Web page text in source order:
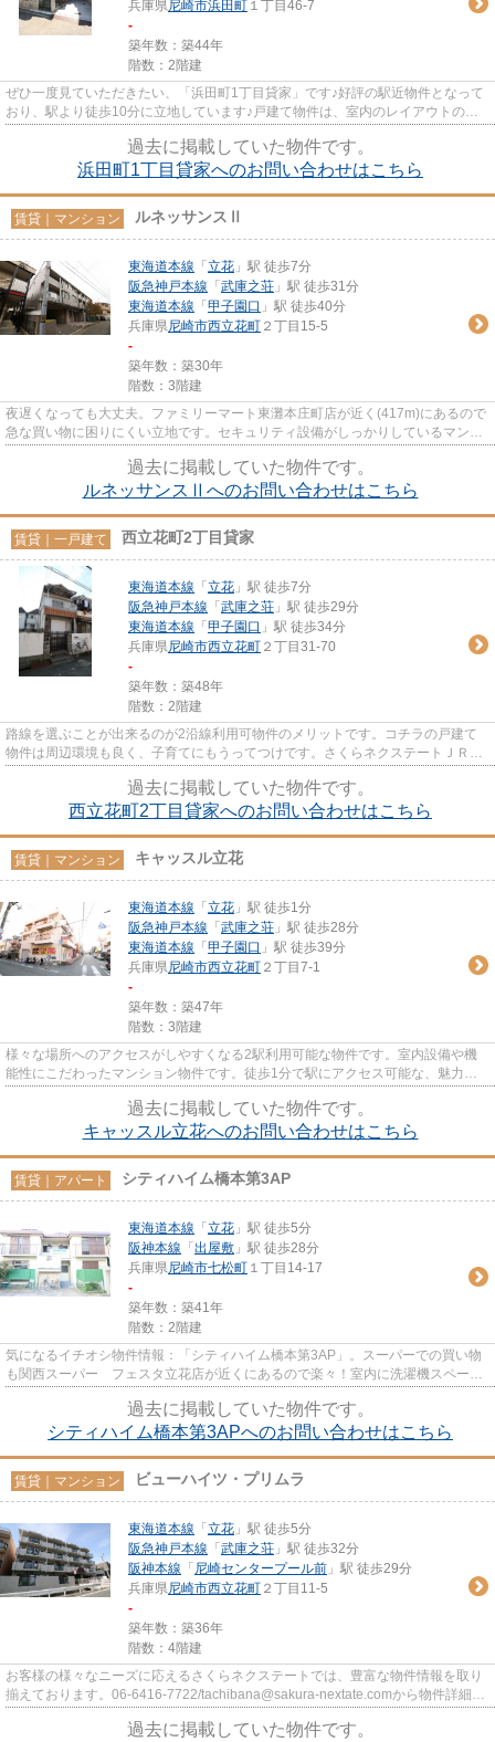
兵庫県尼崎市浜田町 １丁目46-7
-
築年数：築44年
階数：2階建
ぜひ一度見ていただきたい、「浜田町1丁目貸家」です♪好評の駅近物件となって
おり、駅より徒歩10分に立地しています♪戸建て物件は、室内のレイアウトの自
過去に掲載していた物件です。
浜田町1丁目貸家へのお問い合わせはこちら
賃貸｜マンション ルネッサンスⅡ
東海道本線 「 立花 」駅 徒歩7分
阪急神戸本線 「 武庫之荘 」駅 徒歩31分
東海道本線 「 甲子園口 」駅 徒歩40分
兵庫県尼崎市西立花町 ２丁目15-5
-
築年数：築30年
階数：3階建
夜遅くなっても大丈夫。ファミリーマート東灘本庄町店が近く(417m)にあるので
急な買い物に困りにくい立地です。セキュリティ設備がしっかりしているマンシ
過去に掲載していた物件です。
ルネッサンスⅡへのお問い合わせはこちら
賃貸｜一戸建て 西立花町2丁目貸家
東海道本線 「 立花 」駅 徒歩7分
阪急神戸本線 「 武庫之荘 」駅 徒歩29分
東海道本線 「 甲子園口 」駅 徒歩34分
兵庫県尼崎市西立花町 ２丁目31-70
-
築年数：築48年
階数：2階建
路線を選ぶことが出来るのが2沿線利用可物件のメリットです。コチラの戸建て
物件は周辺環境も良く、子育てにもうってつけです。さくらネクステートＪＲ立
過去に掲載していた物件です。
西立花町2丁目貸家へのお問い合わせはこちら
賃貸｜マンション キャッスル立花
東海道本線 「 立花 」駅 徒歩1分
阪急神戸本線 「 武庫之荘 」駅 徒歩28分
東海道本線 「 甲子園口 」駅 徒歩39分
兵庫県尼崎市西立花町 ２丁目7-1
-
築年数：築47年
階数：3階建
様々な場所へのアクセスがしやすくなる2駅利用可能な物件です。室内設備や機
能性にこだわったマンション物件です。徒歩1分で駅にアクセス可能な、魅力的
過去に掲載していた物件です。
キャッスル立花へのお問い合わせはこちら
賃貸｜アパート シティハイム橋本第3AP
東海道本線 「 立花 」駅 徒歩5分
阪神本線 「 出屋敷 」駅 徒歩28分
兵庫県尼崎市七松町 １丁目14-17
-
築年数：築41年
階数：2階建
気になるイチオシ物件情報：「シティハイム橋本第3AP」。スーパーでの買い物
も関西スーパー フェスタ立花店が近くにあるので楽々！室内に洗濯機スペース
過去に掲載していた物件です。
シティハイム橋本第3APへのお問い合わせはこちら
賃貸｜マンション ビューハイツ・プリムラ
東海道本線 「 立花 」駅 徒歩5分
阪急神戸本線 「 武庫之荘 」駅 徒歩32分
阪神本線 「 尼崎センタープール前 」駅 徒歩29分
兵庫県尼崎市西立花町 ２丁目11-5
-
築年数：築36年
階数：4階建
お客様の様々なニーズに応えるさくらネクステートでは、豊富な物件情報を取り
揃えております。06-6416-7722/tachibana@sakura-nextate.comから物件詳細を
過去に掲載していた物件です。